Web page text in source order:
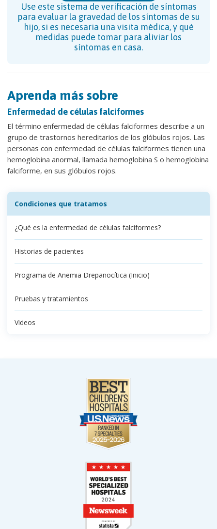
Use este sistema de verificación de síntomas
para evaluar la gravedad de los síntomas de su
hijo, si es necesaria una visita médica, y qué
medidas puede tomar para aliviar los
síntomas en casa.
Aprenda más sobre
Enfermedad de células falciformes
El término enfermedad de células falciformes describe a un
grupo de trastornos hereditarios de los glóbulos rojos. Las
personas con enfermedad de células falciformes tienen una
hemoglobina anormal, llamada hemoglobina S o hemoglobina
falciforme, en sus glóbulos rojos.
Condiciones que tratamos
¿Qué es la enfermedad de células falciformes?
Historias de pacientes
Programa de Anemia Drepanocítica (Inicio)
Pruebas y tratamientos
Videos